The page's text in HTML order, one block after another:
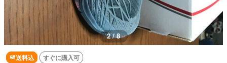
2 / 8
送料込 すぐに購入可